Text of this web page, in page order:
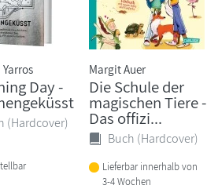
Day -
(Hardcover)
Margit Auer
Die Schule der
magischen Tiere -
Das offizi...
Buch (Hardcover)
Lieferbar innerhalb von
3-4 Wochen